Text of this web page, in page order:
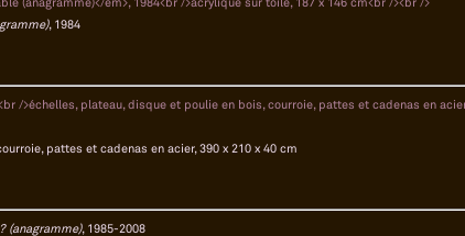
, 1984
pattes et cadenas en acier, 390 x 210 x 40 cm
(anagramme), 1985-2008